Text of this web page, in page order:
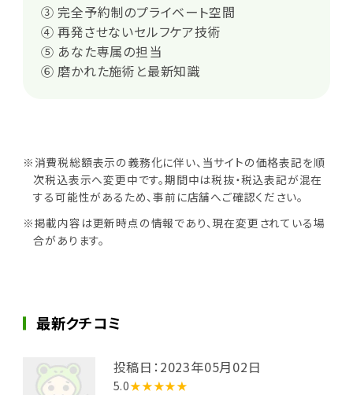
③ 完全予約制のプライベート空間
④ 再発させないセルフケア技術
⑤ あなた専属の担当
⑥ 磨かれた施術と最新知識
※消費税総額表示の義務化に伴い、当サイトの価格表記を順
次税込表示へ変更中です。期間中は税抜・税込表記が混在
する可能性があるため、事前に店舗へご確認ください。
※掲載内容は更新時点の情報であり、現在変更されている場
合があります。
最新クチコミ
投稿日：2023年05月02日
5.0★★★★★